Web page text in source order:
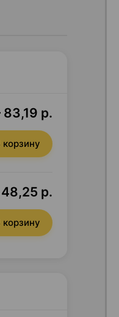
р.
корзину
р.
корзину